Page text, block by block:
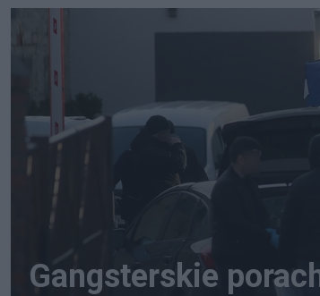
Gangsterskie